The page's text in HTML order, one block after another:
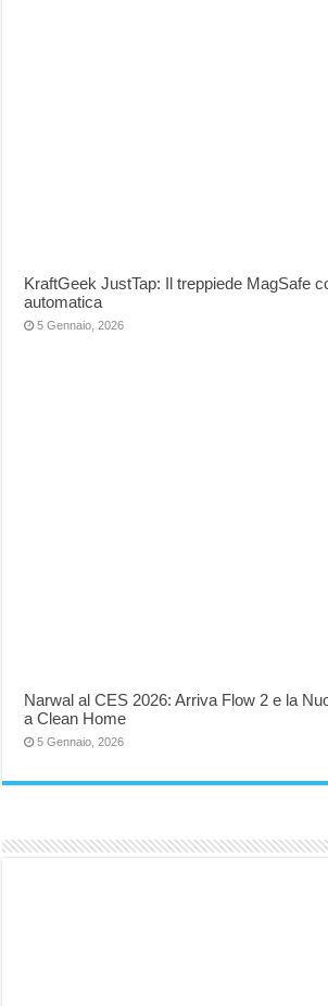
KraftGeek JustTap: Il treppiede MagSafe
automatica
5 Gennaio, 2026
Narwal al CES 2026: Arriva Flow 2 e la
a Clean Home
5 Gennaio, 2026